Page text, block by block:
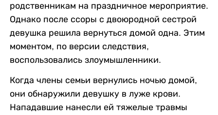
родственникам на праздничное мероприятие.
Однако после ссоры с двоюродной сестрой
девушка решила вернуться домой одна. Этим
моментом, по версии следствия,
воспользовались злоумышленники.
Когда члены семьи вернулись ночью домой,
они обнаружили девушку в луже крови.
Нападавшие нанесли ей тяжелые травмы